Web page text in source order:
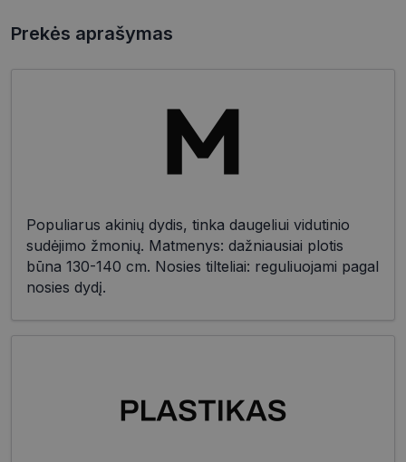
Prekės aprašymas
Populiarus akinių dydis, tinka daugeliui vidutinio
sudėjimo žmonių. Matmenys: dažniausiai plotis
būna 130-140 cm. Nosies tilteliai: reguliuojami pagal
nosies dydį.